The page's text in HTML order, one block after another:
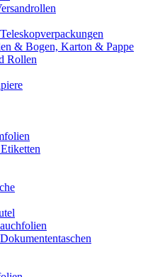
& Bogen, Karton & Pappe
Rollen